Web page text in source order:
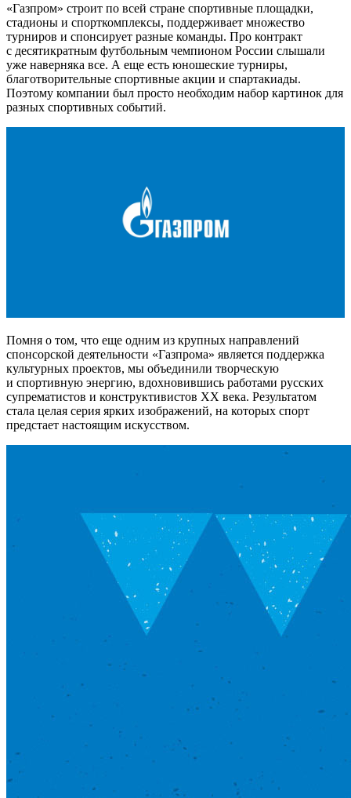
«Газпром» строит по всей стране спортивные площадки,
стадионы и спорткомплексы, поддерживает множество
турниров и спонсирует разные команды. Про контракт
с десятикратным футбольным чемпионом России слышали
уже наверняка все. А еще есть юношеские турниры,
благотворительные спортивные акции и спартакиады.
Поэтому компании был просто необходим набор картинок для
разных спортивных событий.
Помня о том, что еще одним из крупных направлений
спонсорской деятельности «Газпрома» является поддержка
культурных проектов, мы объединили творческую
и спортивную энергию, вдохновившись работами русских
супрематистов и конструктивистов XX века. Результатом
стала целая серия ярких изображений, на которых спорт
предстает настоящим искусством.